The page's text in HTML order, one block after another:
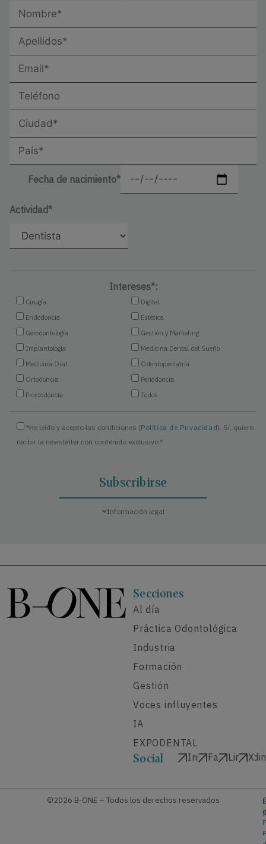
Fecha de nacimiento*
Actividad*
Intereses*:
Cirugía
Digital
Endodoncia
Estética
Gerodontología
Gestión y Marketing
Implantología
Medicina Dental del Sueño
Medicina Oral
Odontopediatría
Ortodoncia
Periodoncia
Prostodoncia
Todos
*He leído y acepto las condiciones (Política de Privacidad). Sí, quiero
recibir la newsletter con contenido exclusivo.*
Información legal
Secciones
Al día
Práctica Odontológica
Industria
Formación
Gestión
Voces influyentes
IA
EXPODENTAL
Social Instagram
Facebook
X
©2026 B-ONE – Todos los derechos reservados